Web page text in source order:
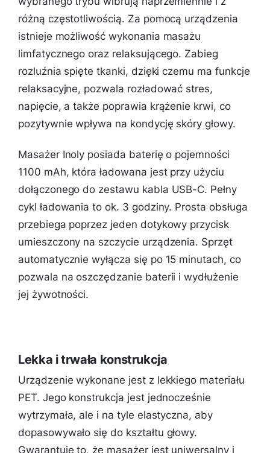
różną częstotliwością. Za pomocą urządzenia
istnieje możliwość wykonania masażu
limfatycznego oraz relaksującego. Zabieg
rozluźnia spięte tkanki, dzięki czemu ma funkcje
relaksacyjne, pozwala rozładować stres,
napięcie, a także poprawia krążenie krwi, co
pozytywnie wpływa na kondycję skóry głowy.
Masażer Inoly posiada baterię o pojemności
1100 mAh, która ładowana jest przy użyciu
dołączonego do zestawu kabla USB-C. Pełny
cykl ładowania to ok. 3 godziny. Prosta obsługa
przebiega poprzez jeden dotykowy przycisk
umieszczony na szczycie urządzenia. Sprzęt
automatycznie wyłącza się po 15 minutach, co
pozwala na oszczędzanie baterii i wydłużenie
jej żywotności.
Lekka i trwała konstrukcja
Urządzenie wykonane jest z lekkiego materiału
PET. Jego konstrukcja jest jednocześnie
wytrzymała, ale i na tyle elastyczna, aby
dopasowywało się do kształtu głowy.
Gwarantuje to, że masażer jest uniwersalny i